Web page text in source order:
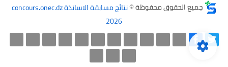
جميع الحقوق محفوظة ©
نتائج مسابقة الاساتذة concours.onec.dz
2026